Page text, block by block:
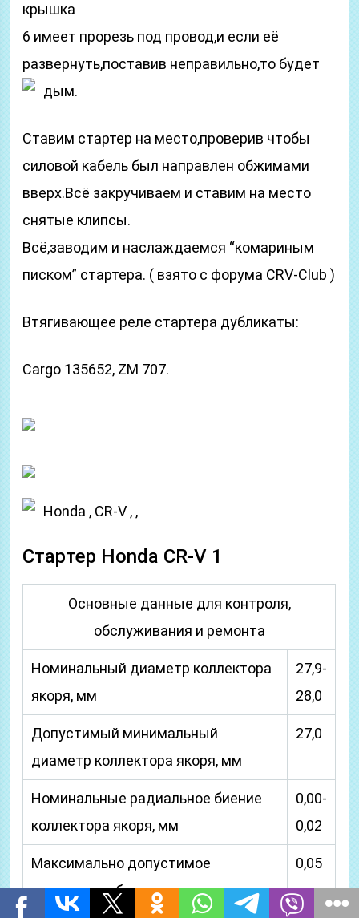
крышка
6 имеет прорезь под провод,и если её
развернуть,поставив неправильно,то будет
дым.
Ставим стартер на место,проверив чтобы
силовой кабель был направлен обжимами
вверх.Всё закручиваем и ставим на место
снятые клипсы.
Всё,заводим и наслаждаемся “комариным
писком” стартера. ( взято с форума CRV-Club )
Втягивающее реле стартера дубликаты:
Cargo 135652, ZM 707.
Honda , CR-V , ,
Стартер Honda CR-V 1
Основные данные для контроля,
обслуживания и ремонта
Номинальный диаметр коллектора
якоря, мм
27,9-
28,0
Допустимый минимальный
диаметр коллектора якоря, мм
27,0
Номинальные радиальное биение
коллектора якоря, мм
0,00-
0,02
Максимально допустимое
радиальное биение коллектора
0,05